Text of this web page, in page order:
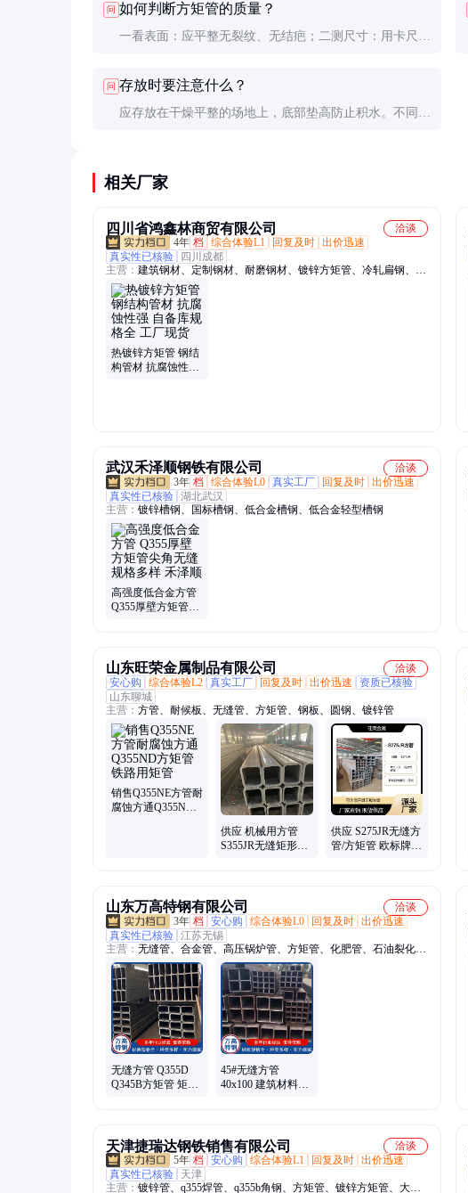
时应以实际过磅重量为准。
问 如何判断方矩管的质量？
一看表面：应平整无裂纹、无结疤；二测尺寸：用卡尺测
告；四做试验：可抽样做弯曲或压扁试验。
问 存放时要注意什么？
应存放在干燥平整的场地上，底部垫高防止积水。不同规
相关厂家
四川省鸿鑫林商贸有限公司
洽谈
4年 档 综合体验L1 回复及时 出价迅速
真实性已核验
四川成都
主营： 建筑钢材、定制钢材、耐磨钢材、镀锌方矩管、冷轧扁钢、无
缝钢管、普通槽钢、镀锌角钢、花纹钢板、热镀锌圆管、热轧耐磨
板、大口径管材、不锈钢圆钢棒、耐腐蚀建筑管材
热镀锌方矩管 钢结
构管材 抗腐蚀性强
武汉禾泽顺钢铁有限公司
洽谈
3年 档 综合体验L0 真实工厂 回复及时 出价迅速
真实性已核验 湖北武汉
主营： 镀锌槽钢、国标槽钢、低合金槽钢、低合金轻型槽钢
高强度低合金方管
Q355厚壁方矩管尖
山东旺荣金属制品有限公司
洽谈
安心购
综合体验L2 真实工厂 回复及时 出价迅速
资质已核验
山东聊城
主营： 方管、耐候板、无缝管、方矩管、钢板、圆钢、镀锌管
销售Q355NE方管耐
腐蚀方通Q355ND
供应 机械用方管
S355JR无缝矩形管
供应 S275JR无缝方
管/方矩管 欧标牌号
山东万高特钢有限公司
洽谈
3年 档 安心购 综合体验L0 回复及时 出价迅速
真实性已核验 江苏无锡
主营： 无缝管、合金管、高压锅炉管、方矩管、化肥管、石油裂化
管、低温钢管、无缝方管、矩形管、异形管、40Cr精密管、20Cr精密
钢管、椭圆大棚管、热镀锌钢管、镀锌管、20G无缝钢管、地质管、
Q345B钢管、低温无缝管、Q355镀锌方管、J55石油套管、Q355B镀
锌方管、Q355B无缝管、热浸锌无缝钢管、化肥专用管、螺旋镀锌钢
管
无缝方管 Q355D
Q345B方矩管 矩形
45#无缝方管
40x100 建筑材料用
天津捷瑞达钢铁销售有限公司
洽谈
5年 档 安心购 综合体验L1 回复及时 出价迅速
真实性已核验
天津
主营： 镀锌管、q355焊管、q355b角钢、方矩管、镀锌方矩管、大口